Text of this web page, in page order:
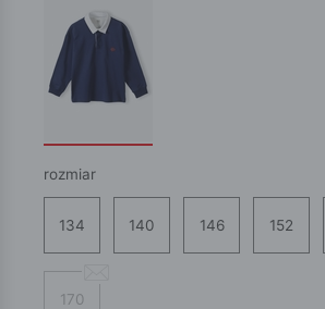
rozmiar
134 140 146 152
170